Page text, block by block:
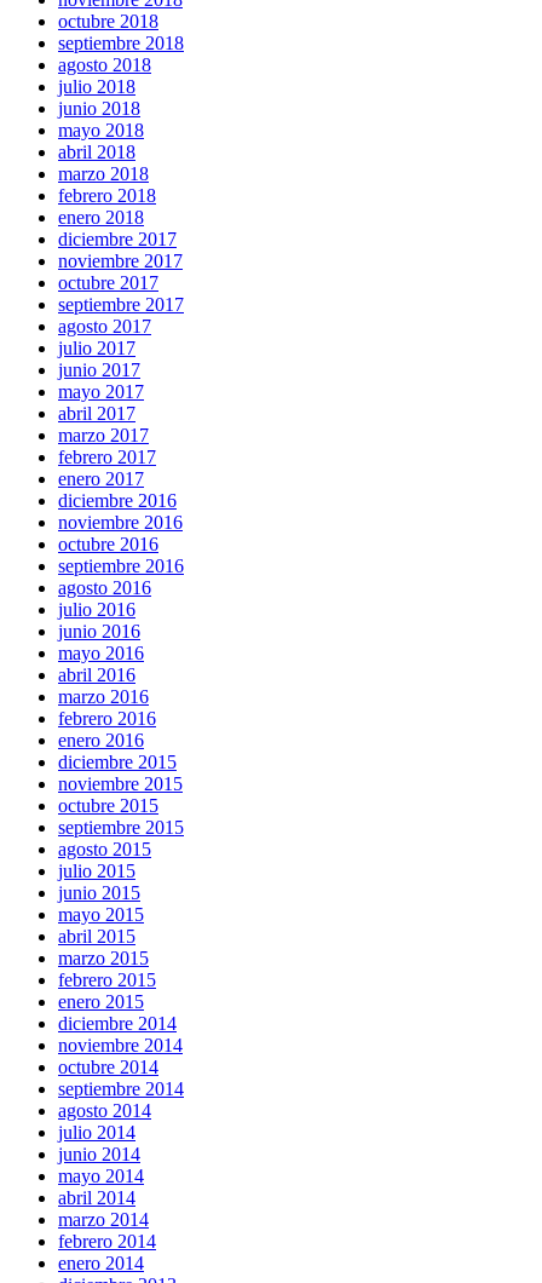
octubre 2018
septiembre 2018
agosto 2018
julio 2018
junio 2018
mayo 2018
abril 2018
marzo 2018
febrero 2018
enero 2018
diciembre 2017
noviembre 2017
octubre 2017
septiembre 2017
agosto 2017
julio 2017
junio 2017
mayo 2017
abril 2017
marzo 2017
febrero 2017
enero 2017
diciembre 2016
noviembre 2016
octubre 2016
septiembre 2016
agosto 2016
julio 2016
junio 2016
mayo 2016
abril 2016
marzo 2016
febrero 2016
enero 2016
diciembre 2015
noviembre 2015
octubre 2015
septiembre 2015
agosto 2015
julio 2015
junio 2015
mayo 2015
abril 2015
marzo 2015
febrero 2015
enero 2015
diciembre 2014
noviembre 2014
octubre 2014
septiembre 2014
agosto 2014
julio 2014
junio 2014
mayo 2014
abril 2014
marzo 2014
febrero 2014
enero 2014